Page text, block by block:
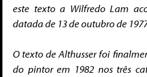
este texto a Wilfredo Lam
datada de 13 de outubro de
O texto de Althusser foi
do pintor em 1982 nos três